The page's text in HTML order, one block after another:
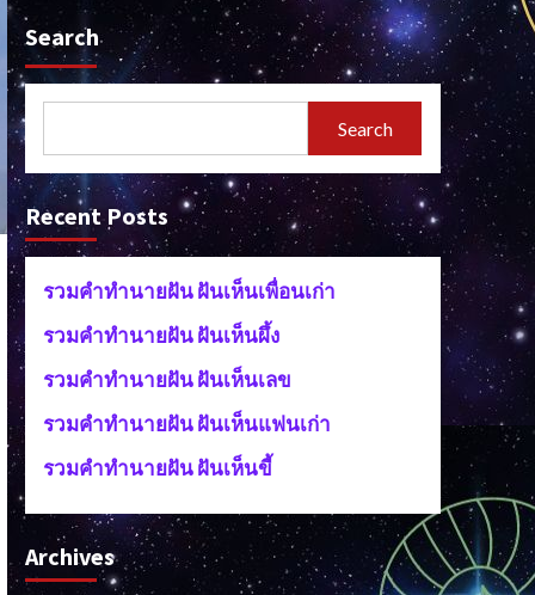
Search
Search
Recent Posts
รวมคำทำนายฝัน ฝันเห็นเพื่อนเก่า
รวมคำทำนายฝัน ฝันเห็นผึ้ง
รวมคำทำนายฝัน ฝันเห็นเลข
รวมคำทำนายฝัน ฝันเห็นแฟนเก่า
รวมคำทำนายฝัน ฝันเห็นขี้
Archives